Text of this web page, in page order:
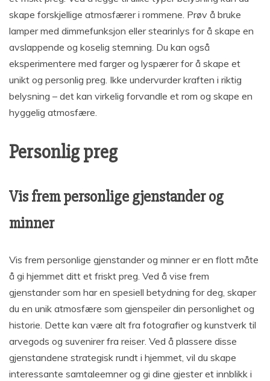
skape forskjellige atmosfærer i rommene. Prøv å bruke
lamper med dimmefunksjon eller stearinlys for å skape en
avslappende og koselig stemning. Du kan også
eksperimentere med farger og lyspærer for å skape et
unikt og personlig preg. Ikke undervurder kraften i riktig
belysning – det kan virkelig forvandle et rom og skape en
hyggelig atmosfære.
Personlig preg
Vis frem personlige gjenstander og
minner
Vis frem personlige gjenstander og minner er en flott måte
å gi hjemmet ditt et friskt preg. Ved å vise frem
gjenstander som har en spesiell betydning for deg, skaper
du en unik atmosfære som gjenspeiler din personlighet og
historie. Dette kan være alt fra fotografier og kunstverk til
arvegods og suvenirer fra reiser. Ved å plassere disse
gjenstandene strategisk rundt i hjemmet, vil du skape
interessante samtaleemner og gi dine gjester et innblikk i